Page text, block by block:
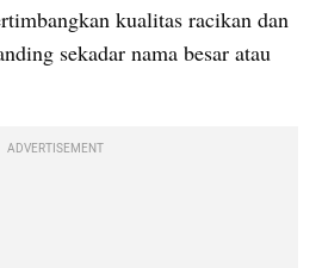
kualitas racikan dan
sekadar nama besar atau
ADVERTISEMENT